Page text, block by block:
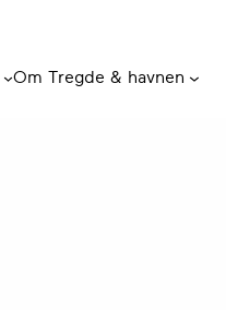
Om Tregde & havnen